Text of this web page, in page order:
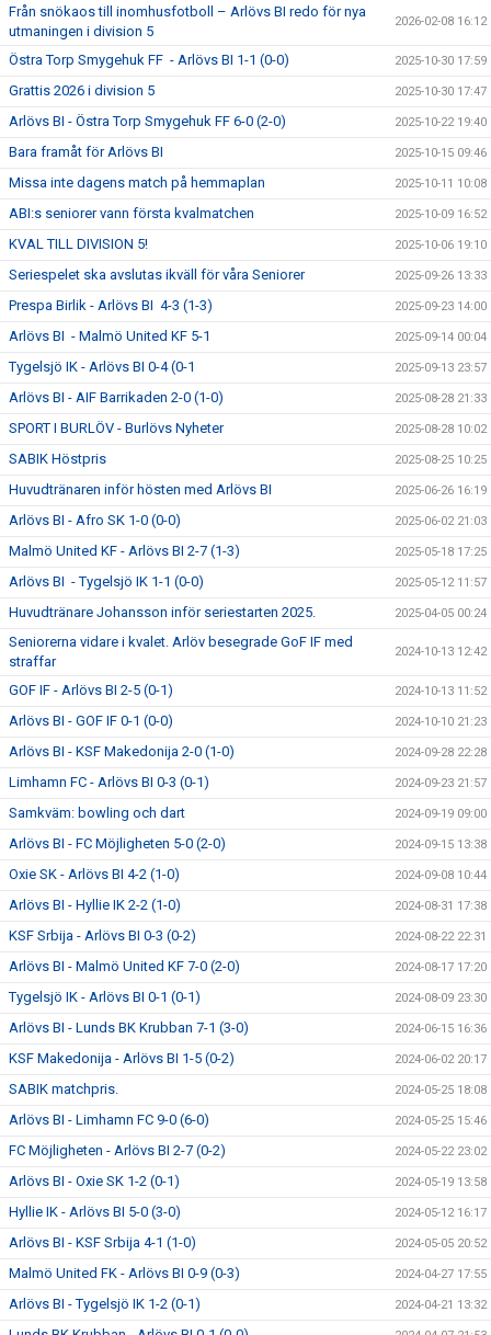
Från snökaos till inomhusfotboll – Arlövs BI redo för nya
utmaningen i division 5
2026-02-08 16:12
Östra Torp Smygehuk FF - Arlövs BI 1-1 (0-0) 2025-10-30 17:59
Grattis 2026 i division 5 2025-10-30 17:47
Arlövs BI - Östra Torp Smygehuk FF 6-0 (2-0) 2025-10-22 19:40
Bara framåt för Arlövs BI 2025-10-15 09:46
Missa inte dagens match på hemmaplan 2025-10-11 10:08
ABI:s seniorer vann första kvalmatchen 2025-10-09 16:52
KVAL TILL DIVISION 5! 2025-10-06 19:10
Seriespelet ska avslutas ikväll för våra Seniorer 2025-09-26 13:33
Prespa Birlik - Arlövs BI 4-3 (1-3) 2025-09-23 14:00
Arlövs BI - Malmö United KF 5-1 2025-09-14 00:04
Tygelsjö IK - Arlövs BI 0-4 (0-1 2025-09-13 23:57
Arlövs BI - AIF Barrikaden 2-0 (1-0) 2025-08-28 21:33
SPORT I BURLÖV - Burlövs Nyheter 2025-08-28 10:02
SABIK Höstpris 2025-08-25 10:25
Huvudtränaren inför hösten med Arlövs BI 2025-06-26 16:19
Arlövs BI - Afro SK 1-0 (0-0) 2025-06-02 21:03
Malmö United KF - Arlövs BI 2-7 (1-3) 2025-05-18 17:25
Arlövs BI - Tygelsjö IK 1-1 (0-0) 2025-05-12 11:57
Huvudtränare Johansson inför seriestarten 2025. 2025-04-05 00:24
Seniorerna vidare i kvalet. Arlöv besegrade GoF IF med
straffar
2024-10-13 12:42
GOF IF - Arlövs BI 2-5 (0-1) 2024-10-13 11:52
Arlövs BI - GOF IF 0-1 (0-0) 2024-10-10 21:23
Arlövs BI - KSF Makedonija 2-0 (1-0) 2024-09-28 22:28
Limhamn FC - Arlövs BI 0-3 (0-1) 2024-09-23 21:57
Samkväm: bowling och dart 2024-09-19 09:00
Arlövs BI - FC Möjligheten 5-0 (2-0) 2024-09-15 13:38
Oxie SK - Arlövs BI 4-2 (1-0) 2024-09-08 10:44
Arlövs BI - Hyllie IK 2-2 (1-0) 2024-08-31 17:38
KSF Srbija - Arlövs BI 0-3 (0-2) 2024-08-22 22:31
Arlövs BI - Malmö United KF 7-0 (2-0) 2024-08-17 17:20
Tygelsjö IK - Arlövs BI 0-1 (0-1) 2024-08-09 23:30
Arlövs BI - Lunds BK Krubban 7-1 (3-0) 2024-06-15 16:36
KSF Makedonija - Arlövs BI 1-5 (0-2) 2024-06-02 20:17
SABIK matchpris. 2024-05-25 18:08
Arlövs BI - Limhamn FC 9-0 (6-0) 2024-05-25 15:46
FC Möjligheten - Arlövs BI 2-7 (0-2) 2024-05-22 23:02
Arlövs BI - Oxie SK 1-2 (0-1) 2024-05-19 13:58
Hyllie IK - Arlövs BI 5-0 (3-0) 2024-05-12 16:17
Arlövs BI - KSF Srbija 4-1 (1-0) 2024-05-05 20:52
Malmö United FK - Arlövs BI 0-9 (0-3) 2024-04-27 17:55
Arlövs BI - Tygelsjö IK 1-2 (0-1) 2024-04-21 13:32